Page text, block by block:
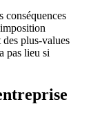
conséquences
des plus-values
pas lieu si